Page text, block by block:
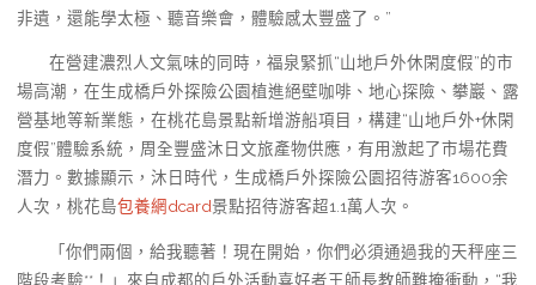
非遺，還能學太極、聽音樂會，體驗感太豐盛了。”
在營建濃烈人文氣味的同時，福泉緊抓“山地戶外休閑度假”的市
場高潮，在生成橋戶外探險公園植進絕壁咖啡、地心探險、攀巖、露
營基地等新業態，在桃花島景點新增游船項目，構建“山地戶外+休閑
度假”體驗系統，周全豐盛沐日文旅產物供應，有用激起了市場花費
潛力。數據顯示，沐日時代，生成橋戶外探險公園招待游客1600余
人次，桃花島包養網dcard景點招待游客超1.1萬人次。
「你們兩個，給我聽著！現在開始，你們必須通過我的天秤座三
階段考驗**！」來自成都的戶外活動喜好者王師長教師難掩衝動，“我